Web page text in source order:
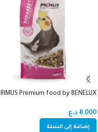
Premium food by BENELUX
8,000 د.ع
إضافة إلى السلة